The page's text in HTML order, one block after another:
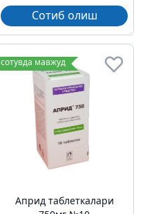
Сотиб олиш
сотувда мавжуд
Априд таблеткалари